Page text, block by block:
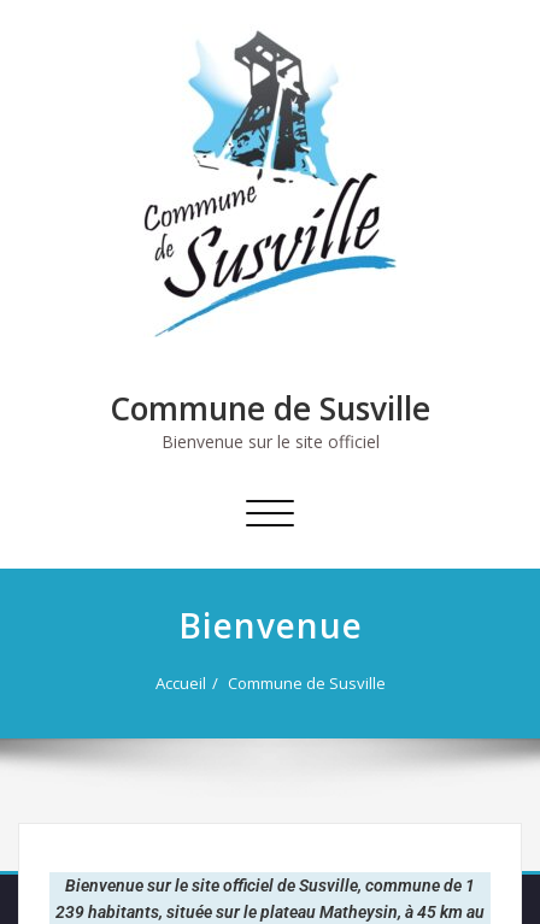
Commune de Susville
Bienvenue sur le site officiel
Afficher/masquer
navigation
Bienvenue
Accueil Commune de Susville
Bienvenue sur le site officiel de Susville, commune de 1
239 habitants, située sur le plateau Matheysin, à 45 km au